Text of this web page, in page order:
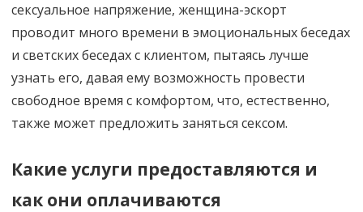
сексуальное напряжение, женщина-эскорт
проводит много времени в эмоциональных беседах
и светских беседах с клиентом, пытаясь лучше
узнать его, давая ему возможность провести
свободное время с комфортом, что, естественно,
также может предложить заняться сексом.
Какие услуги предоставляются и
как они оплачиваются